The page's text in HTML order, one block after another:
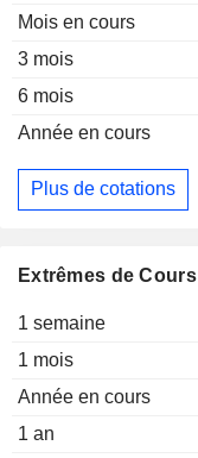
Mois en cours
3 mois
6 mois
Année en cours
Plus de cotations
Extrêmes de Cours
1 semaine
1 mois
Année en cours
1 an